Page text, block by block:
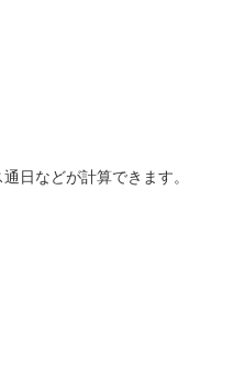
日などが計算できます。